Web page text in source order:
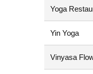
Yoga
Yin Yoga
Vinyasa